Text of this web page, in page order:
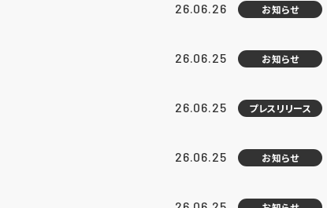
26.06.26 お知らせ
26.06.25 お知らせ
26.06.25 プレスリリース
26.06.25 お知らせ